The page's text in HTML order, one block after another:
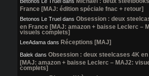
Betonos Le Truel dans
France [MAJ: édition spéciale fnac + retour]
Betonos Le Truel dans Obsession : deux
en France [MAJ: amazon + baisse Leclerc –
visuels complets]
LeeAdama dans Réceptions [MAJ]
Balek dans Obsession : deux steelcases 4K
[MAJ: amazon + baisse Leclerc – MAJ2:
complets]